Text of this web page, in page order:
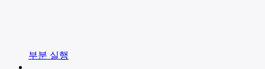
부분 실행